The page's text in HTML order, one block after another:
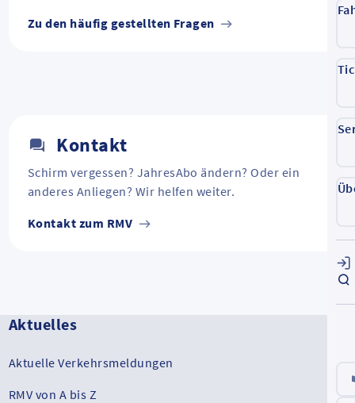
Zu den häufig gestellten Fragen
Kontakt
Schirm vergessen? JahresAbo ändern? Oder ein
anderes Anliegen? Wir helfen weiter.
Kontakt zum RMV
Aktuelles
Aktuelle Verkehrsmeldungen
RMV von A bis Z